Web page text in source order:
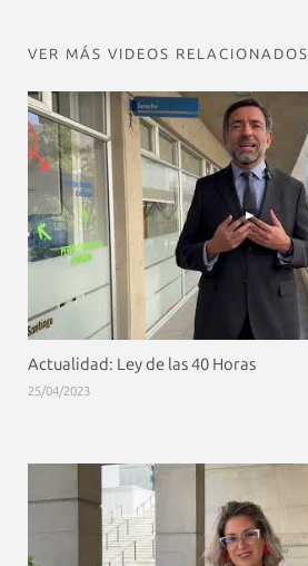
VER MÁS VIDEOS RELACIONADOS
Actualidad: Ley de las 40 Horas
25/04/2023